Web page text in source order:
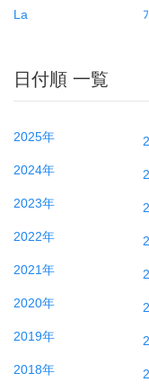
La
日付順 一覧
2025年
2024年
2023年
2022年
2021年
2020年
2019年
2018年